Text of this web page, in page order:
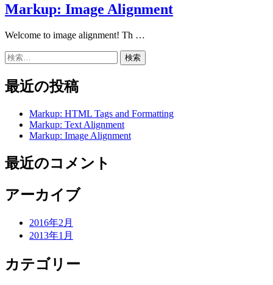
Markup: Image Alignment
Welcome to image alignment! Th …
検
最近の投稿
Markup: HTML Tags and Formatting
Markup: Text Alignment
Markup: Image Alignment
最近のコメント
アーカイブ
2016年2月
2013年1月
カテゴリー